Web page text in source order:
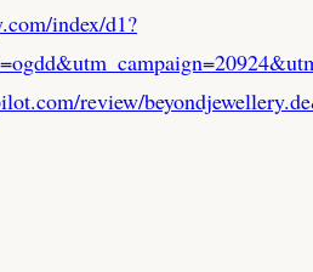
index/d1?
review/